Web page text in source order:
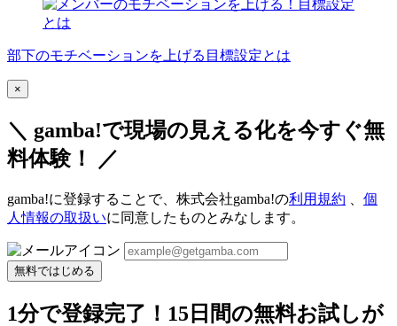
部下のモチベーションを上げる目標設定とは
×
＼ gamba!で現場の見える化を今すぐ無
料体験！ ／
gamba!に登録することで、株式会社gamba!の利用規約
個
人情報の取扱いに同意したものとみなします。
無料ではじめる
1分で登録完了！15日間の無料お試しが